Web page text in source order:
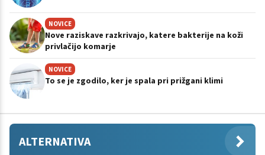
NOVICE
Nove raziskave razkrivajo, katere bakterije na koži
privlačijo komarje
NOVICE
To se je zgodilo, ker je spala pri prižgani klimi
ALTERNATIVA